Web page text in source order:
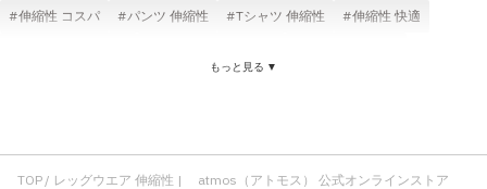
伸縮性 コスパ
パンツ 伸縮性 Tシャツ 伸縮性
伸縮性 快適
レッグウエア フィット感
レッグウエア シンプル
もっと見る ▼
TOP レッグウエア 伸縮性 | atmos（アトモス） 公式オンラインストア